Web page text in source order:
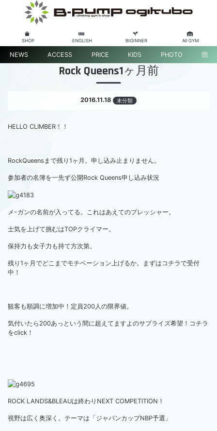
SHOP ENGLISH BIGINNER All GYM
NEWS ACCESS PRICE KIDS PHOTO
Rock Queens1ヶ月前
2016.11.18 未分類
HELLO CLIMBER！！
RockQueensまで残り1ヶ月。申し込み止まりません。
参加者の名簿を一先ず公開 Rock Queens申し込み状況
メｰガンの名前が入ってる。これはあえてのプレッシャー。
士気を上げて挑むはTOPクライマー。
保持力も女子力も持て方次第。
残り1ヶ月でどこまでモチベーション上げるか。まずは コチラで受付
中！
観客も順調に増加中！定員200人の限界値。
気付いたら200あっという間に超えてますよのサプライズ希望！ コチラ
をclick！
ROCK LANDS&BLEAUは終わりNEXT COMPETITION！
視野は広く奥深く。テーマは「ジャパンカップNBP予選」